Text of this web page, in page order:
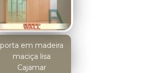
porta em madeira
maciça lisa
Cajamar